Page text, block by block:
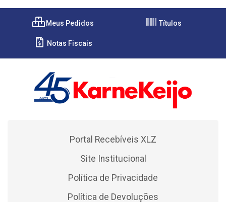
Meus Pedidos Títulos
Notas Fiscais
Portal Recebíveis XLZ
Site Institucional
Política de Privacidade
Política de Devoluções